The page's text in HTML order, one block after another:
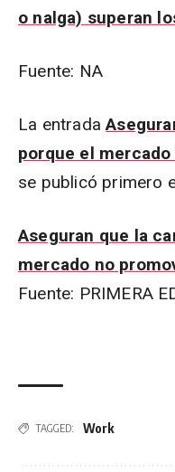
o nalga) superan
Fuente: NA
La entrada
porque el
se publicó primero
Aseguran que la
mercado no
Fuente: PRIMERA
TAGGED: Work